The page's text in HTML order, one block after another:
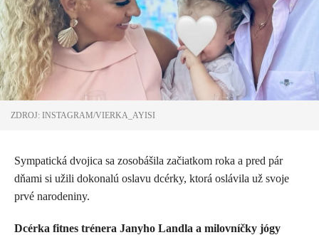
ZDROJ: INSTAGRAM/VIERKA_AYISI
Sympatická dvojica sa zosobášila začiatkom roka a pred pár
dňami si užili dokonalú oslavu dcérky, ktorá oslávila už svoje
prvé narodeniny.
Dcérka fitnes trénera Janyho Landla a milovníčky jógy